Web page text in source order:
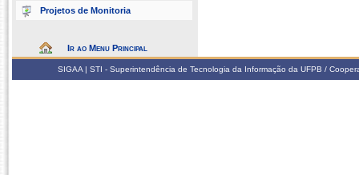
Projetos de Monitoria
Ir ao Menu Principal
SIGAA | STI - Superintendência de Tecnologia da Informação da UFPB /